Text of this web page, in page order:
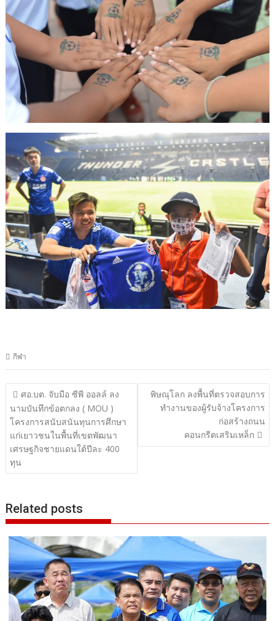
กีฬา
แนะแนว
เรื่อง
ศอ.บต. จับมือ ซีพี ออลล์ ลง
นามบันทึกข้อตกลง ( MOU )
โครงการสนับสนันทุนการศึกษา
แก่เยาวชนในพื้นที่เขตพัฒนา
เศรษฐกิจชายแดนใต้ปีละ 400
ทุน
พิษณุโลก ลงพื้นที่ตรวจสอบการ
ทำงานของผู้รับจ้างโครงการ
ก่อสร้างถนน
คอนกรีตเสริมเหล็ก
Related posts